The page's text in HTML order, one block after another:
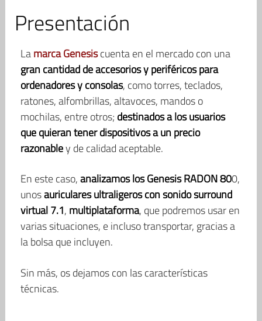
Presentación
Lamarca Genesiscuenta en el mercado con una
gran cantidad de accesorios y periféricos para
ordenadores y consolas, como torres, teclados,
ratones, alfombrillas, altavoces, mandos o
mochilas, entre otros; destinados a los usuarios
que quieran tener dispositivos a un precio
razonabley de calidad aceptable.
En este caso,analizamos los Genesis RADON 800,
unosauriculares ultraligeros con sonido surround
virtual 7.1, multiplataforma, que podremos usar en
varias situaciones, e incluso transportar, gracias a
la bolsa que incluyen.
Sin más, os dejamos con las características
técnicas.